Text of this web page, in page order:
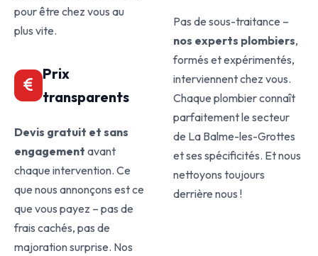
pour être chez vous au
plus vite.
Prix
transparents
Devis gratuit et sans
engagement avant
chaque intervention. Ce
que nous annonçons est ce
que vous payez – pas de
frais cachés, pas de
majoration surprise. Nos
Pas de sous-traitance –
nos experts plombiers,
formés et expérimentés,
interviennent chez vous.
Chaque plombier connaît
parfaitement le secteur
de La Balme-les-Grottes
et ses spécificités. Et nous
nettoyons toujours
derrière nous !